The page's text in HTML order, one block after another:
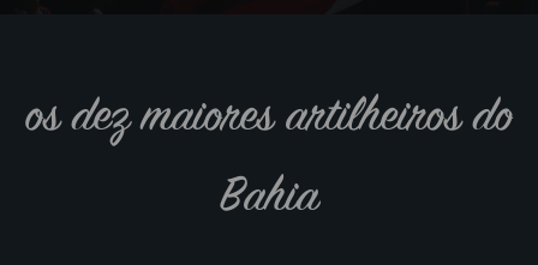
os dez maiores artilheiros do
Bahia